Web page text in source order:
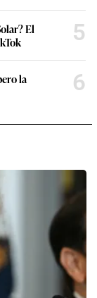
El
5
la
6